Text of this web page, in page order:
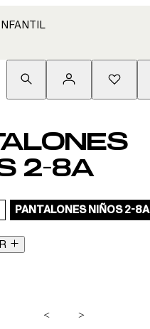
2-8A
PANTALONES NIÑOS 2-8A
< >